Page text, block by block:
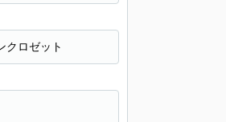
クロゼット